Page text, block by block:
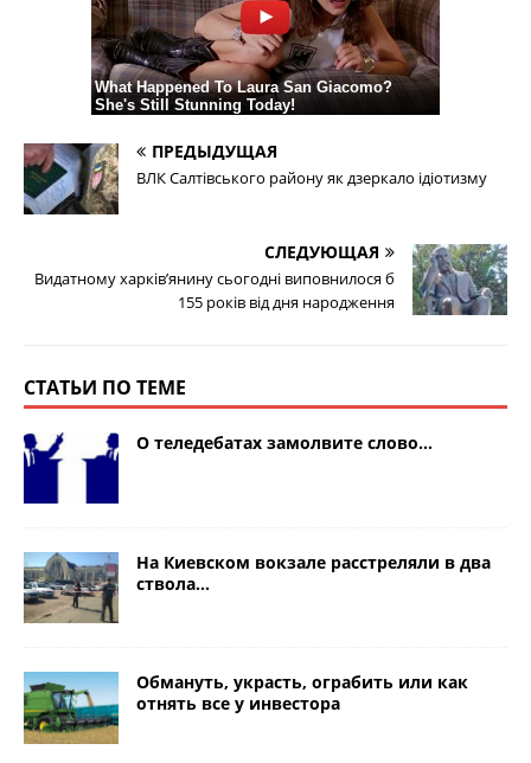
ПРЕДЫДУЩАЯ
ВЛК Салтівського району як дзеркало ідіотизму
СЛЕДУЮЩАЯ
Видатному харків’янину сьогодні виповнилося б
155 років від дня народження
СТАТЬИ ПО ТЕМЕ
О теледебатах замолвите слово…
На Киевском вокзале расстреляли в два
ствола…
Обмануть, украсть, ограбить или как
отнять все у инвестора